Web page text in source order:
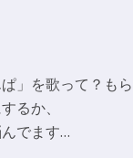
」を歌って？もら
るか、
でます…